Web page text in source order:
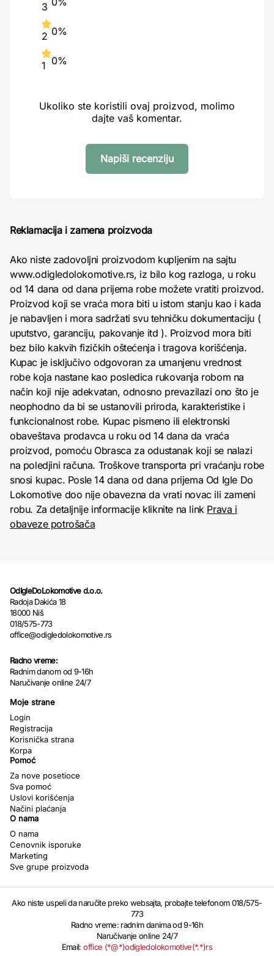
3
2 0%
1 0%
Ukoliko ste koristili ovaj proizvod, molimo
dajte vaš komentar.
Napiši recenziju
Reklamacija i zamena proizvoda
Ako niste zadovoljni proizvodom kupljenim na sajtu
www.odigledolokomotive.rs, iz bilo kog razloga, u roku
od 14 dana od dana prijema robe možete vratiti proizvod.
Proizvod koji se vraća mora biti u istom stanju kao i kada
je nabavljen i mora sadržati svu tehničku dokumentaciju (
uputstvo, garanciju, pakovanje itd ). Proizvod mora biti
bez bilo kakvih fizičkih oštećenja i tragova korišćenja.
Kupac je isključivo odgovoran za umanjenu vrednost
robe koja nastane kao posledica rukovanja robom na
način koji nije adekvatan, odnosno prevazilazi ono što je
neophodno da bi se ustanovili priroda, karakteristike i
funkcionalnost robe. Kupac pismeno ili elektronski
obaveštava prodavca u roku od 14 dana da vraća
proizvod, pomoću Obrasca za odustanak koji se nalazi
na poledjini računa. Troškove transporta pri vraćanju robe
snosi kupac. Posle 14 dana od dana prijema Od Igle Do
Lokomotive doo nije obavezna da vrati novac ili zameni
robu. Za detaljnije informacije kliknite na link Prava i
obaveze potrošača
OdIgleDoLokomotive d.o.o.
Radoja Dakića 18
18000 Niš
018/575-773
office@odigledolokomotive.rs
Radno vreme:
Radnim danom od 9-16h
Naručivanje online 24/7
Moje strane
Login
Registracija
Korisnička strana
Korpa
Pomoć
Za nove posetioce
Sva pomoć
Uslovi korišćenja
Načini plaćanja
O nama
O nama
Cenovnik isporuke
Marketing
Sve grupe proizvoda
Ako niste uspeli da naručite preko websajta, probajte telefonom 018/575-
773
Radno vreme: radnim danima od 9-16h
Naručivanje online 24/7
Email:office (*@*)odigledolokomotive(*.*)rs